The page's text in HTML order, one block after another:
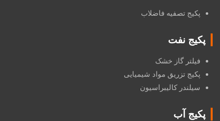
پکیج تصفیه فاضلاب
پکیج نفت
فیلتر گاز خشک
پکیج تزریق مواد شیمیایی
سیلندر کالیبراسیون
پکیج آب